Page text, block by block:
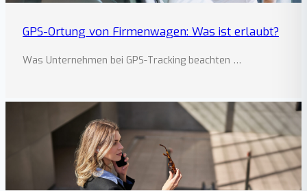
GPS-Ortung von Firmenwagen: Was ist erlaubt?
Was Unternehmen bei GPS-Tracking beachten …